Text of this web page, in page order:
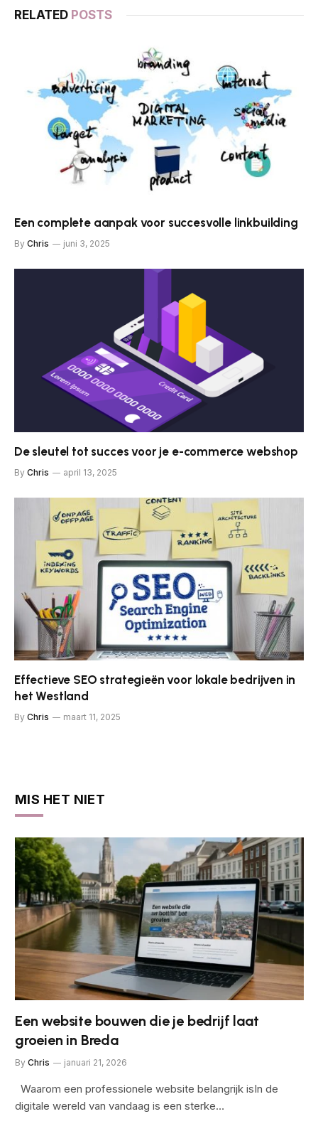
RELATED POSTS
Een complete aanpak voor succesvolle linkbuilding
By Chris juni 3, 2025
De sleutel tot succes voor je e-commerce webshop
By Chris april 13, 2025
Effectieve SEO strategieën voor lokale bedrijven in
het Westland
By Chris maart 11, 2025
MIS HET NIET
Een website bouwen die je bedrijf laat
groeien in Breda
By Chris januari 21, 2026
Waarom een professionele website belangrijk isIn de
digitale wereld van vandaag is een sterke…